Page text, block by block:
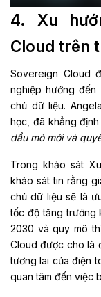
4. Xu
Cloud trên
Sovereign Cloud
nghiệp hướng
chủ dữ liệu.
học, đã khẳng
dầu mỏ mới và
Trong khảo sát
khảo sát tin rằng
chủ dữ liệu sẽ là
tốc độ tăng trưởng
2030 và quy mô
Cloud được cho là
tương lai của điện
quan tâm đến việc